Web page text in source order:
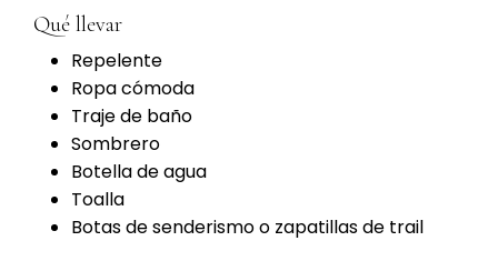
Qué llevar
Repelente
Ropa cómoda
Traje de baño
Sombrero
Botella de agua
Toalla
Botas de senderismo o zapatillas de trail